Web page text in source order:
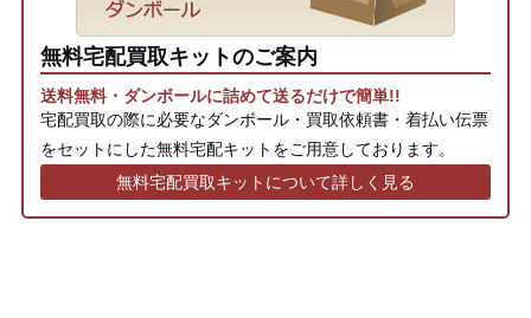
無料宅配買取キットのご案内
送料無料・ダンボールに詰めて送るだけで簡単!!
宅配買取の際に必要なダンボール・買取依頼書・着払い伝票
をセットにした無料宅配キットをご用意しております。
無料宅配買取キットについて詳しく見る